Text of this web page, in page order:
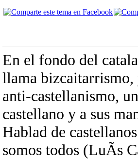
En el fondo del
llama
anti-castellanismo,
castellano y a sus
Hablad de
somos todos (LuÃ­s